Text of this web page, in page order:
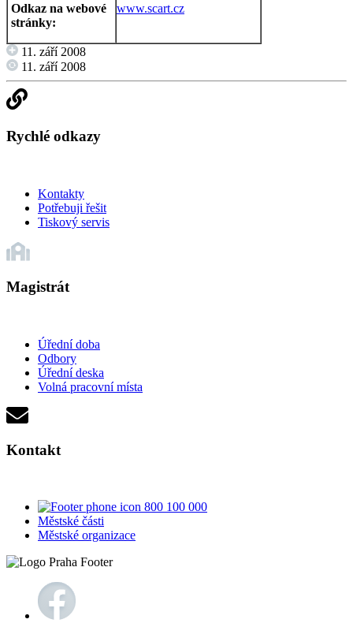
Odkaz na webové
stránky:
www.scart.cz
11. září 2008
11. září 2008
Rychlé odkazy
Kontakty
Potřebuji řešit
Tiskový servis
Magistrát
Úřední doba
Odbory
Úřední deska
Volná pracovní místa
Kontakt
800 100 000
Městské části
Městské organizace